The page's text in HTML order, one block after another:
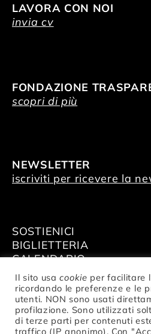
LAVORA CON NOI
invia cv
FONDAZIONE
scopri di più
NEWSLETTER
iscriviti per ricevere la
SOSTIENICI
BIGLIETTERIA
CALENDARIO
AFFITTA GLI SPAZI
Il sito usacookie per facilitare
ricordando le preferenze e le
utenti. NON sono usati
profilazione. Sono utilizzati
di terze parti per contenuti
traffico (IP anonimo). Con